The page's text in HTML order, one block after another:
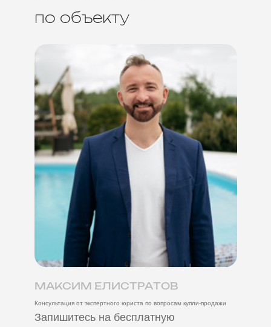
по объекту
Запишитесь на бесплатную
МАКСИМ ЕЛИСТРАТОВ
Консультация от экспертного юриста по вопросам купли-продажи